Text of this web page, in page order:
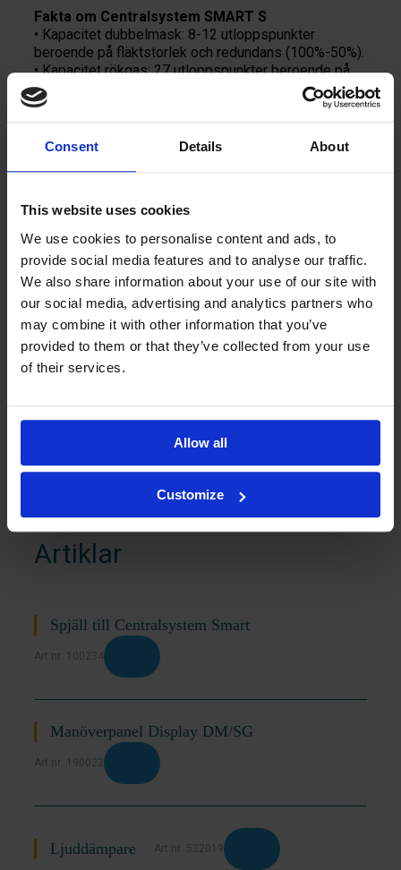
Consent Details About
This website uses cookies
We use cookies to personalise content and ads, to
provide social media features and to analyse our traffic.
We also share information about your use of our site with
our social media, advertising and analytics partners who
may combine it with other information that you’ve
provided to them or that they’ve collected from your use
of their services.
Allow all
Customize
Fakta om Centralsystem SMART S
• Kapacitet dubbelmask: 8-12 utloppspunkter
beroende på fläktstorlek och redundans (100%-50%).
• Kapacitet rökgas: 27 utloppspunkter beroende på
fläktstorlek, samtidigt som 100% redundans
bibehålls.
En investering i framtidens hållbara lösningar –
produkt som inte bara uppfyller dagens krav på
förbereder er för morgondagens
hållbarhetsutmaningar.
Lägg till i offert
Se tillbehör
Artiklar
Spjäll till Centralsystem Smart
Art.nr: 100234
Manöverpanel Display DM/SG
Art.nr: 190022
Ljuddämpare Art.nr: 532019